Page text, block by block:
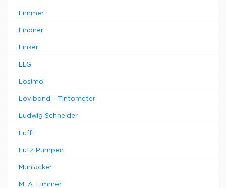
Limmer
Lindner
Linker
LLG
Losimol
Lovibond - Tintometer
Ludwig Schneider
Lufft
Lutz Pumpen
Mühlacker
M. A. Limmer